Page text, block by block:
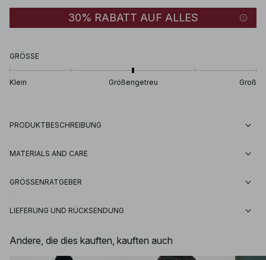
30% RABATT AUF ALLES
GRÖSSE
Klein Größengetreu Groß
PRODUKTBESCHREIBUNG
MATERIALS AND CARE
GRÖSSENRATGEBER
LIEFERUNG UND RÜCKSENDUNG
Andere, die dies kauften, kauften auch